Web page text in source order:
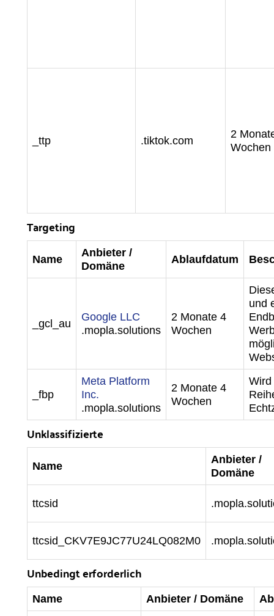
_ttp .tiktok.com
2
Wochen
Targeting
Name
Anbieter /
Domäne
Ablaufdatum
_gcl_au
Google LLC
.mopla.solutions
2 Monate 4
Wochen
und
_fbp
Meta Platform
Inc.
.mopla.solutions
2 Monate 4
Wochen
Wird
Unklassifizierte
Name
Anbieter /
Domäne
ttcsid
ttcsid_CKV7E9JC77U24LQ082M0
Unbedingt erforderlich
Name Anbieter / Domäne